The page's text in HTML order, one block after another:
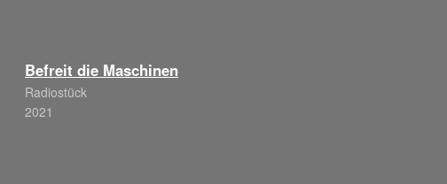
Befreit die Maschinen
Radiostück
2021